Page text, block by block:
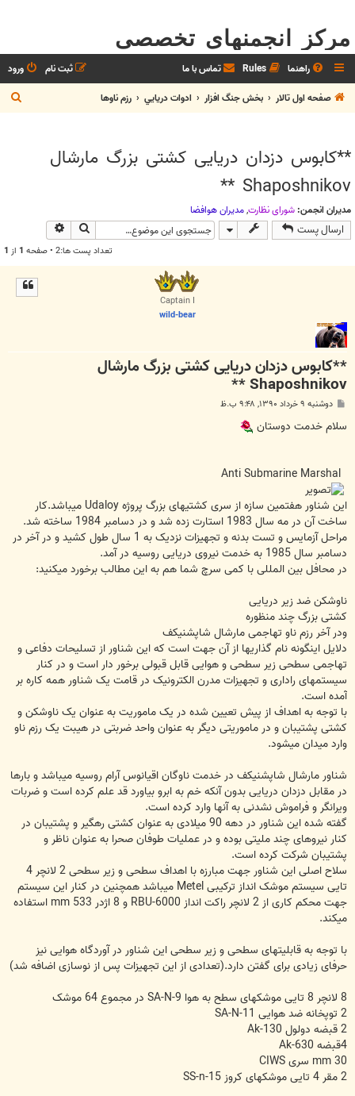
مرکز انجمنهای تخصصی
راهنما Rules تماس با ما ورود
ثبت نام
صفحه اول تالار
بخش جنگ افزار ادوات دريايي رزم ناوها
س
**کابوس دزدان دریایی کشتی بزرگ مارشال
Shaposhnikov **
مدیران انجمن: شوراي نظارت,مديران هوافضا
ارسال پست جستجو
تعداد پست ها:2 • صفحه 1 از 1
Captain I
wild-bear
**کابوس دزدان دریایی کشتی بزرگ مارشال
Shaposhnikov **
ت
دوشنبه ۹ خرداد ۱۳۹۰, ۹:۴۸ ب.ظ
سلام خدمت دوستان
این شناور هفتمین سازه از سری کشتیهای بزرگ پروژه Udaloy میباشد.کار
ساخت آن در مه سال 1983 استارت زده شد و در دسامبر 1984 ساخته شد.
مراحل آزمایس و تست بدنه و تجهیزات نزدیک به 1 سال طول کشید و در آخر در
دسامبر سال 1985 به خدمت نیروی دریایی روسیه در آمد.
در محافل بین المللی با کمی سرچ شما هم به این مطالب برخورد میکنید:
ناوشکن ضد زیر دریایی
کشتی بزرگ چند منظوره
ودر آخر رزم ناو تهاجمی مارشال شاپشنیکف
دلایل اینگونه نام گذاریها از آن جهت است که این شناور از تسلیحات دفاعی و
تهاجمی سطحی زیر سطحی و هوایی قابل قبولی برخور دار است و در کنار
سیستمهای راداری و تجهیزات مدرن الکترونیک در قامت یک شناور همه کاره بر
آمده است.
با توجه به اهداف از پیش تعیین شده در یک ماموریت به عنوان یک ناوشکن و
کشتی پشتیبان و در ماموریتی دیگر به عنوان واحد ضربتی در هیبت یک رزم ناو
وارد میدان میشود.
شناور مارشال شاپشنیکف در خدمت ناوگان اقیانوس آرام روسیه میباشد و بارها
در مقابل دزدان دریایی بدون آنکه خم به ابرو بیاورد قد علم کرده است و ضربات
ویرانگر و فراموش نشدنی به آنها وارد کرده است.
گفته شده این شناور در دهه 90 میلادی به عنوان کشتی رهگیر و پشتیبان در
کنار نیروهای چند ملیتی بوده و در عملیات طوفان صحرا به عنوان ناظر و
پشتیبان شرکت کرده است.
سلاح اصلی این شناور جهت مبارزه با اهداف سطحی و زیر سطحی 2 لانچر 4
تایی سیستم موشک انداز ترکیبی Metel میباشد همچنین در کنار این سیستم
جهت محکم کاری از 2 لانچر راکت انداز RBU-6000 و 8 اژدر 533 mm استفاده
میکند.
با توجه به قابلیتهای سطحی و زیر سطحی این شناور در آوردگاه هوایی نیز
حرفای زیادی برای گفتن دارد.(تعدادی از این تجهیزات پس از نوسازی اضافه شد)
8 لانچر 8 تایی موشکهای سطح به هوا SA-N-9 در مجموع 64 موشک
2 توپخانه ضد هوایی SA-N-11
2 قبضه دولول Ak-130
4قبضه Ak-630
30 mm سری CIWS
2 مقر 4 تایی موشکهای کروز SS-n-15